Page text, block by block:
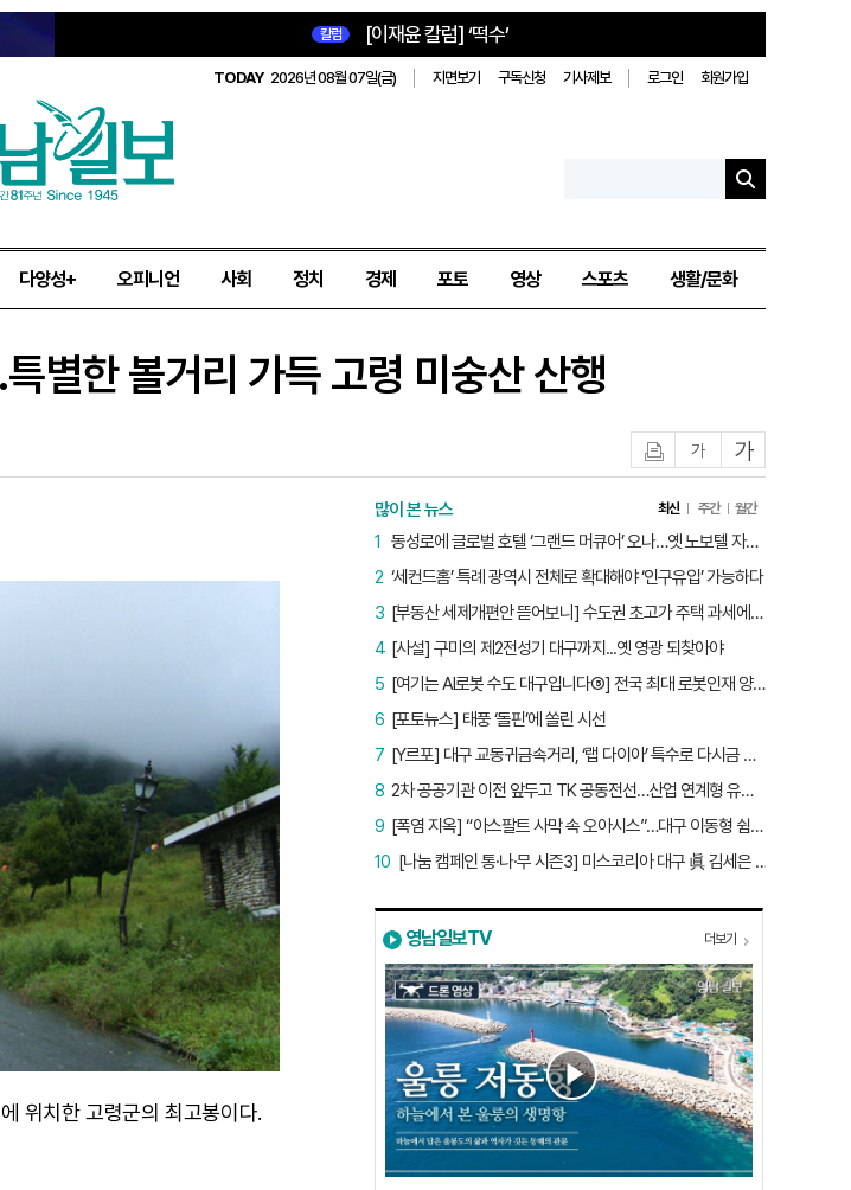
칼럼 [이재윤 칼럼] ‘떡수’
TODAY 2026년 08월 07일(금) 지면보기 구독신청 기사제보 로그인 회원가입
다양성+ 오피니언 사회 정치 경제 포토 영상 스포츠 생활/문화
별한 볼거리 가득 고령 미숭산 산행
글자작게글자크게
위치한 고령군의 최고봉이다.
많이 본 뉴스 최신 주간 월간
동성로에 글로벌 호텔 ‘그랜드 머큐어’ 오나…옛 노보텔 자리 사무실 개설
1
‘세컨드홈’ 특례 광역시 전체로 확대해야 ‘인구유입’ 가능하다
2
[부동산 세제개편안 뜯어보니] 수도권 초고가 주택 과세에만 초점…침체된 지방 부동산 대책은 없다
3
[사설] 구미의 제2전성기 대구까지...옛 영광 되찾아야
4
[여기는 AI로봇 수도 대구입니다⑤] 전국 최대 로봇인재 양성소…“대구산업 맞춤형 교육과정 만들자”
5
[포토뉴스] 태풍 ‘돌핀’에 쏠린 시선
6
[Y르포] 대구 교동귀금속거리, ‘랩 다이아’ 특수로 다시금 활기…“반짝 인기 의존 않는 지속 가능 성장 동력 마련해야”
7
2차 공공기관 이전 앞두고 TK 공동전선…산업 연계형 유치 승부수
8
[폭염 지옥] “아스팔트 사막 속 오아시스”…대구 이동형 쉼터 버스 ‘북적’, 지하철역도 ‘바글’
9
[나눔 캠페인 통·나·무 시즌3] 미스코리아 대구 眞 김세은 “내가 받은 응원, 다음 사람에게”
10
영남일보TV 더보기